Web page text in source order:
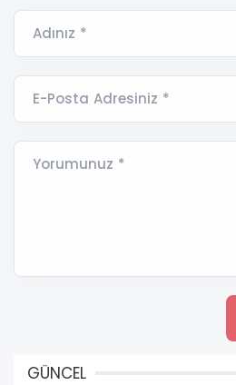
Adınız *
E-Posta Adresiniz *
Yorumunuz *
GÜNCEL